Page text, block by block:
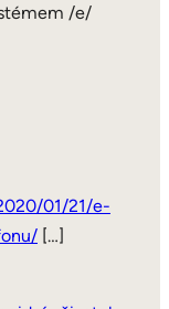
/e/
01/21/e-
[…]